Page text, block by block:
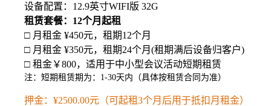
设备配置：12.9英寸WIFI版 32G
租赁套餐：12个月起租
□ 月租金 ¥450元，租期12个月
□ 月租金 ¥350元，租期24个月(租期满后设备归客户)
□ 租金￥800，适用于中小型会议活动短期租赁
注：短期租赁期为： 1-30天内（具体按租赁合同为准）
押金：¥2500.00元（可起租3个月后用于抵扣月租金）